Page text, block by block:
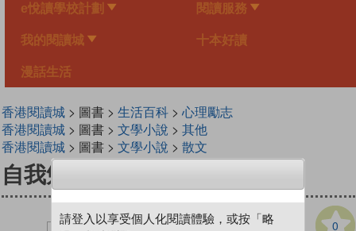
e悅讀學校計劃 閱讀服務
我的閱讀城 十本好讀
漫話生活
香港閱讀城> 圖書 > 生活百科> 心理勵志
香港閱讀城> 圖書 > 文學小說 > 其他
香港閱讀城> 圖書 > 文學小說 > 散文
自我勉勵同學會
0
請登入以享受個人化閱讀體驗，或按「略